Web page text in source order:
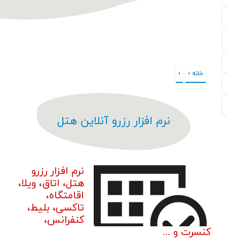
شما اینجا هستید
خانه ›
›
نرم افزار رزرو آنلاین هتل
نرم افزار رزرو
هتل، اتاق، ویلا،
اقامتگاه،
تاکسی، بلیط،
کنفرانس،
کنسرت و ...